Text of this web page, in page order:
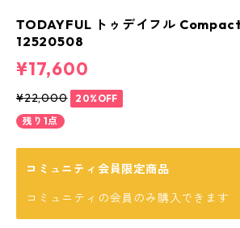
TODAYFUL トゥデイフル
12520508
¥17,600
¥22,000
20%OFF
残り1点
コミュニティ会員限定商品
コミュニティの会員のみ購入できます